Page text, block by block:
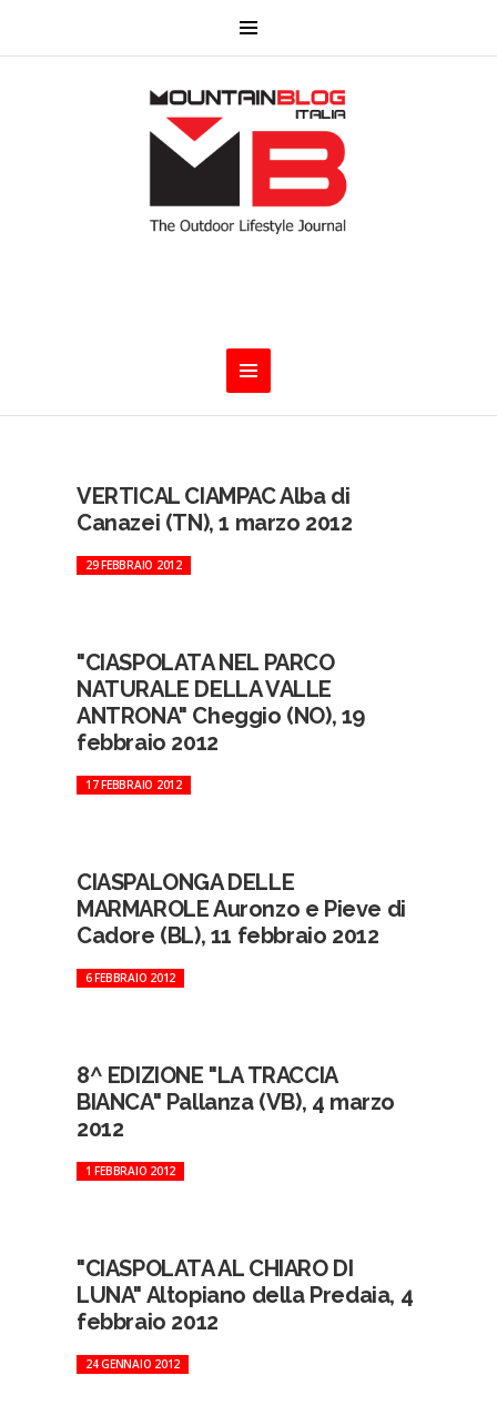
VERTICAL CIAMPAC Alba di
Canazei (TN), 1 marzo 2012
29 FEBBRAIO 2012
"CIASPOLATA NEL PARCO
NATURALE DELLA VALLE
ANTRONA" Cheggio (NO), 19
febbraio 2012
17 FEBBRAIO 2012
CIASPALONGA DELLE
MARMAROLE Auronzo e Pieve di
Cadore (BL), 11 febbraio 2012
6 FEBBRAIO 2012
8^ EDIZIONE "LA TRACCIA
BIANCA" Pallanza (VB), 4 marzo
2012
1 FEBBRAIO 2012
"CIASPOLATA AL CHIARO DI
LUNA" Altopiano della Predaia, 4
febbraio 2012
24 GENNAIO 2012